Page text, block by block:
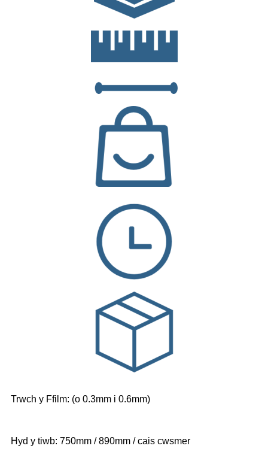
Trwch y Ffilm: (o 0.3mm i 0.6mm)
Hyd y tiwb: 750mm / 890mm / cais cwsmer